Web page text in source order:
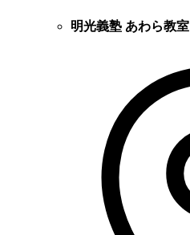
明光義塾 あわら教室